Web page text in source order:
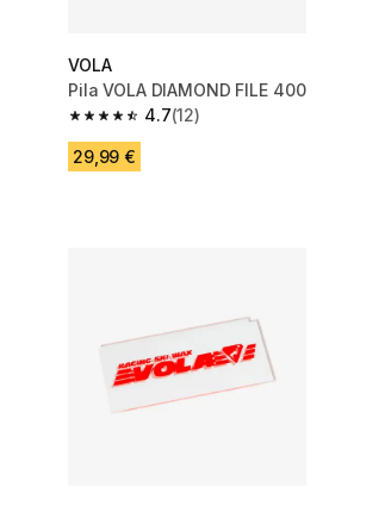
VOLA
Pila VOLA DIAMOND FILE 400
4.7
4.7 od 5 zvezdic from 12 ocene
(12)
29,99 €